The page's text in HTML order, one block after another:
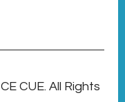
CUE. All Rights